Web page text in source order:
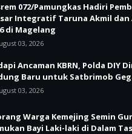
072/Pamungkas Hadiri
Integratif Taruna Akmil dan
di Magelang
03, 2026
Ancaman KBRN, Polda DIY
Baru untuk Satbrimob
03, 2026
Warga Kemejing Semin
Bayi Laki-laki di Dalam Tas